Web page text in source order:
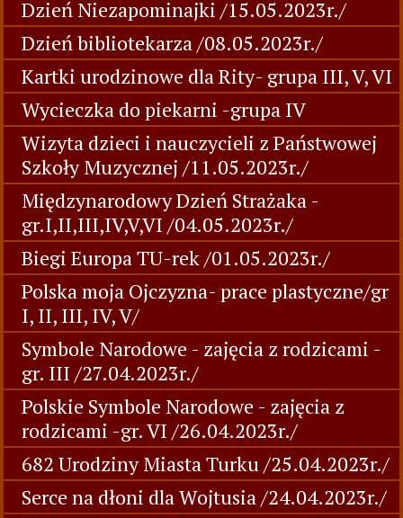
Dzień Niezapominajki /15.05.2023r./
Dzień bibliotekarza /08.05.2023r./
Kartki urodzinowe dla Rity- grupa III, V, VI
Wycieczka do piekarni -grupa IV
Wizyta dzieci i nauczycieli z Państwowej
Szkoły Muzycznej /11.05.2023r./
Międzynarodowy Dzień Strażaka -
gr.I,II,III,IV,V,VI /04.05.2023r./
Biegi Europa TU-rek /01.05.2023r./
Polska moja Ojczyzna- prace plastyczne/gr
I, II, III, IV, V/
Symbole Narodowe - zajęcia z rodzicami -
gr. III /27.04.2023r./
Polskie Symbole Narodowe - zajęcia z
rodzicami -gr. VI /26.04.2023r./
682 Urodziny Miasta Turku /25.04.2023r./
Serce na dłoni dla Wojtusia /24.04.2023r./